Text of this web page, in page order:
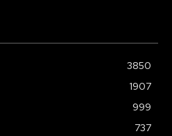
3850
1907
999
737